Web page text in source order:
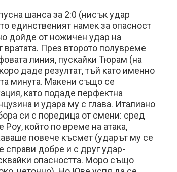
шанса за 2:0 (нисък удар
единственият намек за опасност
дойде от ножичен удар на
През второто полувреме
линия, пускайки Тюрам (на
даде резултат, тъй като именно
минута. Макени също се
като подаде перфектна
и удара му с глава. Италиано
си с поредица от смени: сред
който по време на атака,
повече късмет (ударът му се
справи добре и с друг удар-
опасността. Моро също